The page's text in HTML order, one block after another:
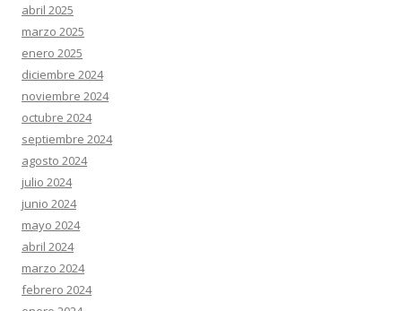
abril 2025
marzo 2025
enero 2025
diciembre 2024
noviembre 2024
octubre 2024
septiembre 2024
agosto 2024
julio 2024
junio 2024
mayo 2024
abril 2024
marzo 2024
febrero 2024